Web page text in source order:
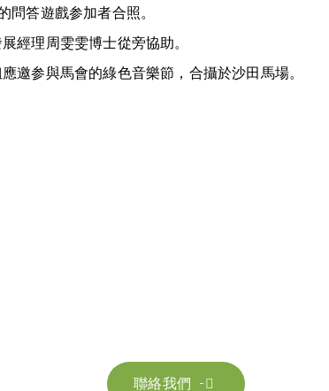
答遊戲参加者合照。
經理周雯雯博士從旁協助。
邀参與馬會的綠色音樂節，合攝於沙田馬場。

聯絡我們